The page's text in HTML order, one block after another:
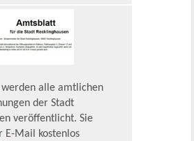
alle amtlichen
der Stadt
veröffentlicht. Sie
E-Mail kostenlos